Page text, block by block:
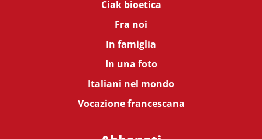
Ciak bioetica
Fra noi
In famiglia
In una foto
Italiani nel mondo
Vocazione francescana